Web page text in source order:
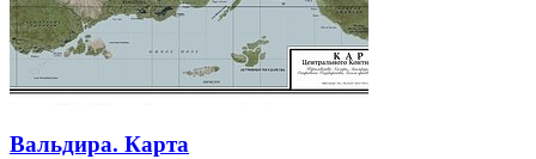
Вальдира. Карта